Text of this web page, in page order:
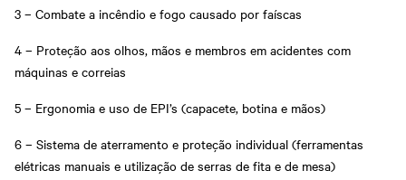
3 – Combate a incêndio e fogo causado por faíscas
4 – Proteção aos olhos, mãos e membros em acidentes com
máquinas e correias
5 – Ergonomia e uso de EPI’s (capacete, botina e mãos)
6 – Sistema de aterramento e proteção individual (ferramentas
elétricas manuais e utilização de serras de fita e de mesa)